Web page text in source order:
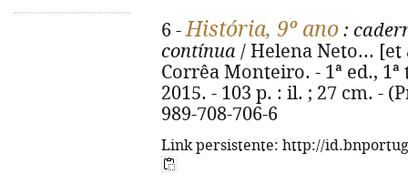
6 -História, 9º ano :
contínua / Helena Neto...
Corrêa Monteiro. - 1ª ed.,
2015. - 103 p. : il. ; 27 cm. -
989-708-706-6
Link persistente: http://